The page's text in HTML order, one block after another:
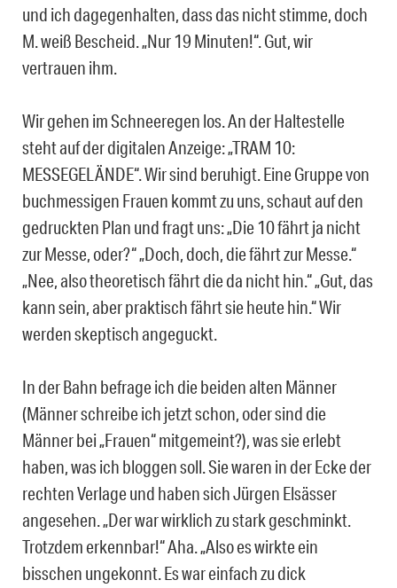
und ich dagegenhalten, dass das nicht stimme, doch
M. weiß Bescheid. „Nur 19 Minuten!“. Gut, wir
vertrauen ihm.
Wir gehen im Schneeregen los. An der Haltestelle
steht auf der digitalen Anzeige: „TRAM 10:
MESSEGELÄNDE“. Wir sind beruhigt. Eine Gruppe von
buchmessigen Frauen kommt zu uns, schaut auf den
gedruckten Plan und fragt uns: „Die 10 fährt ja nicht
zur Messe, oder?“ „Doch, doch, die fährt zur Messe.“
„Nee, also theoretisch fährt die da nicht hin.“ „Gut, das
kann sein, aber praktisch fährt sie heute hin.“ Wir
werden skeptisch angeguckt.
In der Bahn befrage ich die beiden alten Männer
(Männer schreibe ich jetzt schon, oder sind die
Männer bei „Frauen“ mitgemeint?), was sie erlebt
haben, was ich bloggen soll. Sie waren in der Ecke der
rechten Verlage und haben sich Jürgen Elsässer
angesehen. „Der war wirklich zu stark geschminkt.
Trotzdem erkennbar!“ Aha. „Also es wirkte ein
bisschen ungekonnt. Es war einfach zu dick